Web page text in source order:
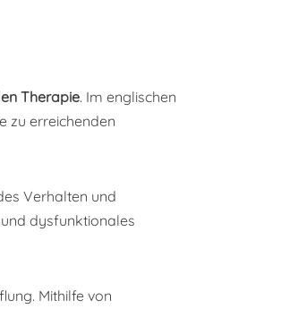
Therapie. Im englischen
zu erreichenden
Verhalten und
dysfunktionales
Mithilfe von